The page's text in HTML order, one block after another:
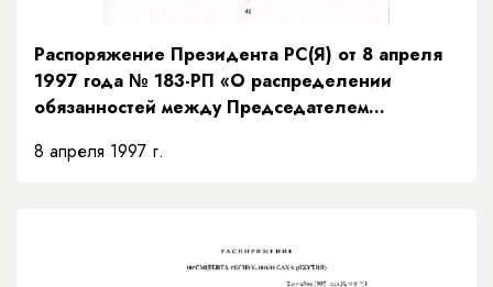
Распоряжение Президента РС(Я) от 8 апреля
1997 года № 183-РП «О распределении
обязанностей между Председателем
Правительства Республики Саха (Якутия) и
8 апреля 1997 г.